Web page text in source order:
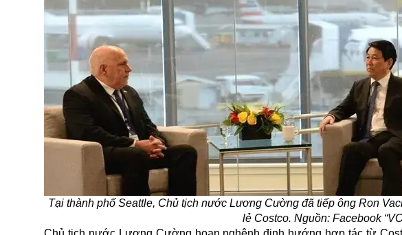
Tại thành phố Seattle, Chủ tịch nước Lương Cường đã tiếp ông Ron
lẻ Costco. Nguồn: Facebook